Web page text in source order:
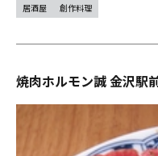
居酒屋 創作料理
焼肉ホルモン誠 金沢駅